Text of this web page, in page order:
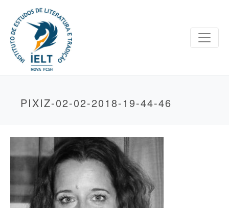
PIXIZ-02-02-2018-19-44-46